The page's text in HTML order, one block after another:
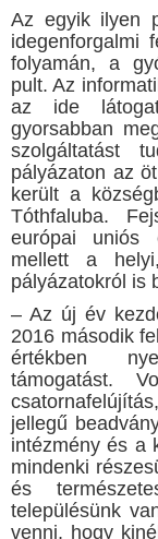
Az egyik ilyen
idegenforgalmi
folyamán, a
pult. Az
az ide
gyorsabban
szolgáltatást
pályázaton az
került a
Tóthfaluba.
európai uniós
mellett a
pályázatokról is
– Az új év
2016 második
értékben
támogatást.
jellegű
intézmény és a
mindenki
és
településünk
venni, hogy